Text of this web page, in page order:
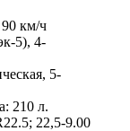
90 км/ч
5), 4-
5-
210 л.
22,5-9.00